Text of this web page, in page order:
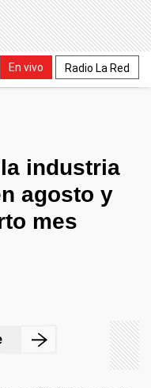
En vivo Radio La Red
industria
agosto y
mes